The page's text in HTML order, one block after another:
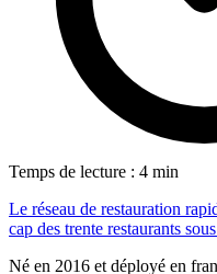
Temps de lecture : 4 min
Le réseau de restauration
cap des trente restaurants
Né en 2016 et déployé en